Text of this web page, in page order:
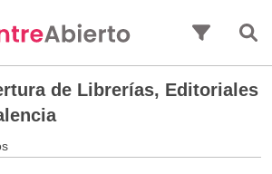
de Librerías, Editoriales